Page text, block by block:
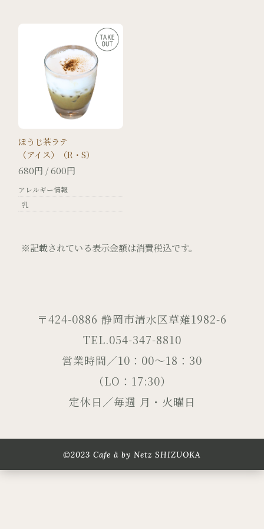
ほうじ茶ラテ
（アイス）（R・S）
680円 / 600円
アレルギー情報
乳
※記載されている表示金額は消費税込です。
〒424-0886 静岡市清水区草薙1982-6
TEL.054-347-8810
営業時間／10：00～18：30
（LO：17:30）
定休日／毎週 月・火曜日
©2023 Cafe ä by Netz SHIZUOKA